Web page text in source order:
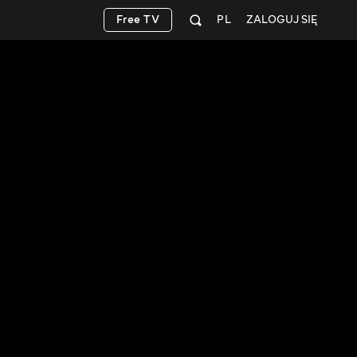
ZALOGUJ SIĘ
PL
Free TV